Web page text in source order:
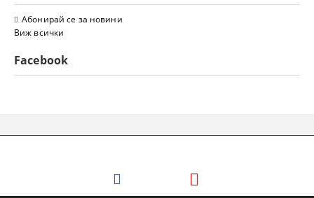
Абонирай се за новини
Виж всички
Facebook